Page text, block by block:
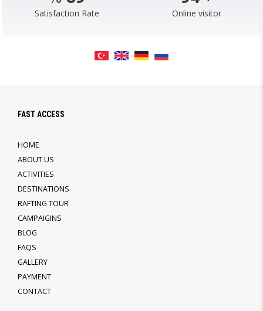
Satisfaction Rate Online visitor
FAST ACCESS
HOME
ABOUT US
ACTIVITIES
DESTINATIONS
RAFTING TOUR
CAMPAIGINS
BLOG
FAQS
GALLERY
PAYMENT
CONTACT